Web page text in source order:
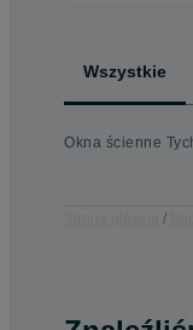
Wszystkie
Okna ścienne